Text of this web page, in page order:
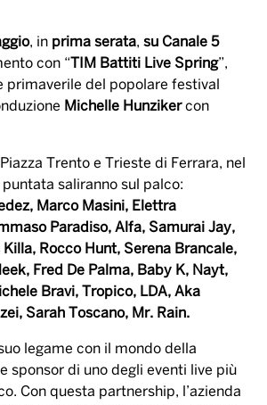
, in prima serata, su Canale 5
con “ TIM Battiti Live Spring”,
primaverile del popolare festival
Michelle Hunzikercon
Trento e Trieste di Ferrara, nel
saliranno sul palco:
Marco Masini, Elettra
Paradiso, Alfa, Samurai Jay,
Killa, Rocco Hunt, Serena Brancale,
Fred De Palma, Baby K, Nayt,
Bravi, Tropico, LDA, Aka
Sarah Toscano, Mr. Rain.
legame con il mondo della
sponsor di uno degli eventi live più
Con questa partnership, l’azienda